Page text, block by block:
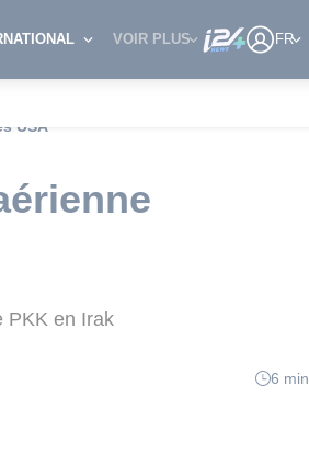
VOIR PLUS FR
USA
PKK en Irak
6 min